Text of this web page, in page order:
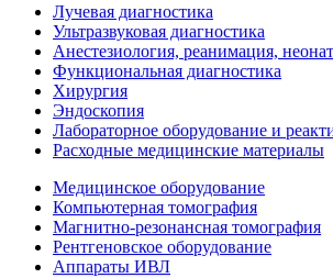
Лучевая диагностика
Ультразвуковая диагностика
Анестезиология, реанимация,
Функциональная диагностика
Хирургия
Эндоскопия
Лабораторное оборудование и
Расходные медицинские материалы
Медицинское оборудование
Компьютерная томография
Магнитно-резонансная томография
Рентгеновское оборудование
Аппараты ИВЛ